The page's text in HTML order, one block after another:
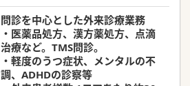
問診を中心とした外来診療業務
・医薬品処方、漢方薬処方、点滴
治療など。TMS問診。
・軽度のうつ症状、メンタルの不
調、ADHDの診察等